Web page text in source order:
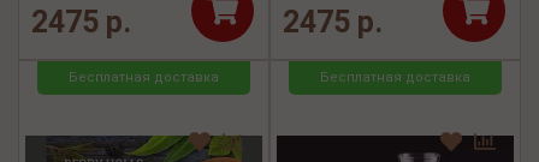
2475 р. 2475 р.
Бесплатная доставка Бесплатная доставка